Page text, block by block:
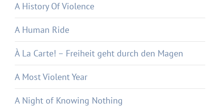
A History Of Violence
A Human Ride
À La Carte! – Freiheit geht durch den Magen
A Most Violent Year
A Night of Knowing Nothing